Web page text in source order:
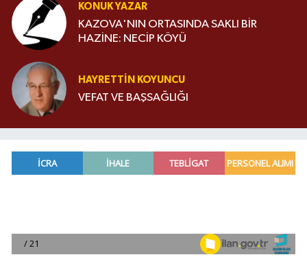
KONUK YAZAR
KAZOVA'NIN ORTASINDA SAKLI BİR
HAZİNE: NECİP KÖYÜ
HAYRETTIN KOYUNCU
VEFAT VE BAŞSAĞLIĞI